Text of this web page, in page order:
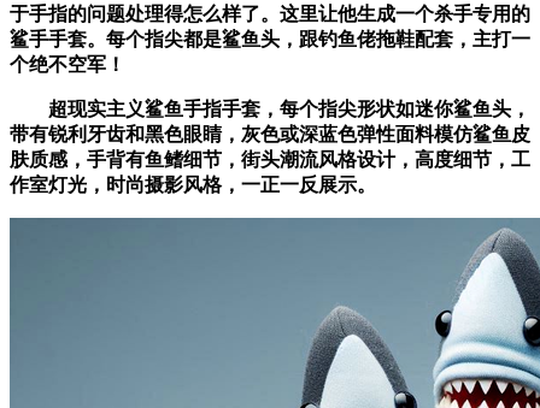
于手指的问题处理得怎么样了。这里让他生成一个杀手专用的
鲨手手套。每个指尖都是鲨鱼头，跟钓鱼佬拖鞋配套，主打一
个绝不空军！
超现实主义鲨鱼手指手套，每个指尖形状如迷你鲨鱼头，
带有锐利牙齿和黑色眼睛，灰色或深蓝色弹性面料模仿鲨鱼皮
肤质感，手背有鱼鳍细节，街头潮流风格设计，高度细节，工
作室灯光，时尚摄影风格，一正一反展示。